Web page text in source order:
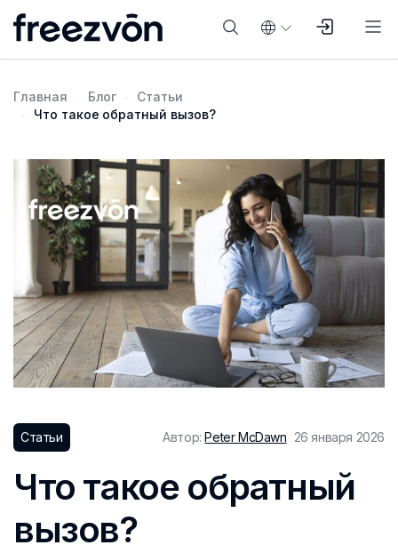
Главная Блог
Статьи
Что такое обратный вызов?
Статьи Автор:Peter McDawn 26 января 2026
Что такое обратный
вызов?